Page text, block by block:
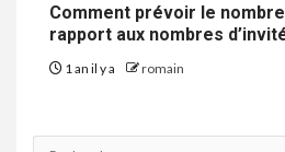
Comment prévoir le
rapport aux nombres
1 an il y a romain